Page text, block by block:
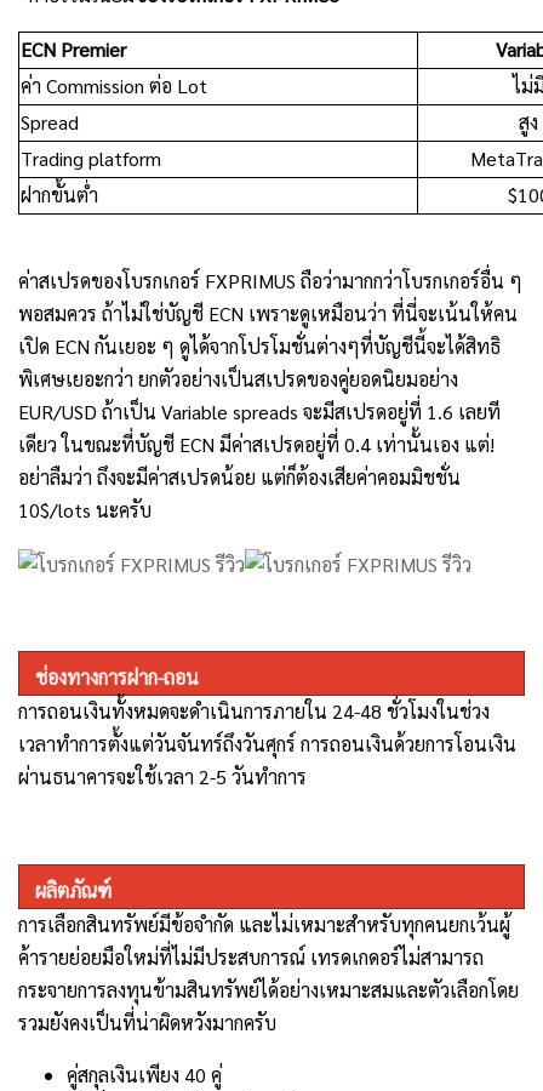
ECN Premier
ค่า Commission ต่อ Lot
ไม่
Spread
สูง
Trading platform
ฝากขั้นต่ำ
ค่าสเปรดของโบรกเกอร์ FXPRIMUS ถือว่ามากกว่าโบรกเกอร์อื่น ๆ
พอสมควร ถ้าไม่ใช่บัญชี ECN เพราะดูเหมือนว่า ที่นี่จะเน้นให้คน
เปิด ECN กันเยอะ ๆ ดูได้จากโปรโมชั่นต่างๆที่บัญชีนี้จะได้สิทธิ
พิเศษเยอะกว่า ยกตัวอย่างเป็นสเปรดของคู่ยอดนิยมอย่าง
EUR/USD ถ้าเป็น Variable spreads จะมีสเปรดอยู่ที่ 1.6 เลยที
เดียว ในขณะที่บัญชี ECN มีค่าสเปรดอยู่ที่ 0.4 เท่านั้นเอง แต่!
อย่าลืมว่า ถึงจะมีค่าสเปรดน้อย แต่ก็ต้องเสียค่าคอมมิชชั่น
10$/lots นะครับ
ช่องทางการฝาก-ถอน
การถอนเงินทั้งหมดจะดำเนินการภายใน 24-48 ชั่วโมงในช่วง
เวลาทำการตั้งแต่วันจันทร์ถึงวันศุกร์ การถอนเงินด้วยการโอนเงิน
ผ่านธนาคารจะใช้เวลา 2-5 วันทำการ
ผลิตภัณฑ์
การเลือกสินทรัพย์มีข้อจำกัด และไม่เหมาะสำหรับทุกคนยกเว้นผู้
ค้ารายย่อยมือใหม่ที่ไม่มีประสบการณ์ เทรดเกดอร์ไม่สามารถ
กระจายการลงทุนข้ามสินทรัพย์ได้อย่างเหมาะสมและตัวเลือกโดย
รวมยังคงเป็นที่น่าผิดหวังมากครับ
คู่สกุลเงินเพียง 40 คู่